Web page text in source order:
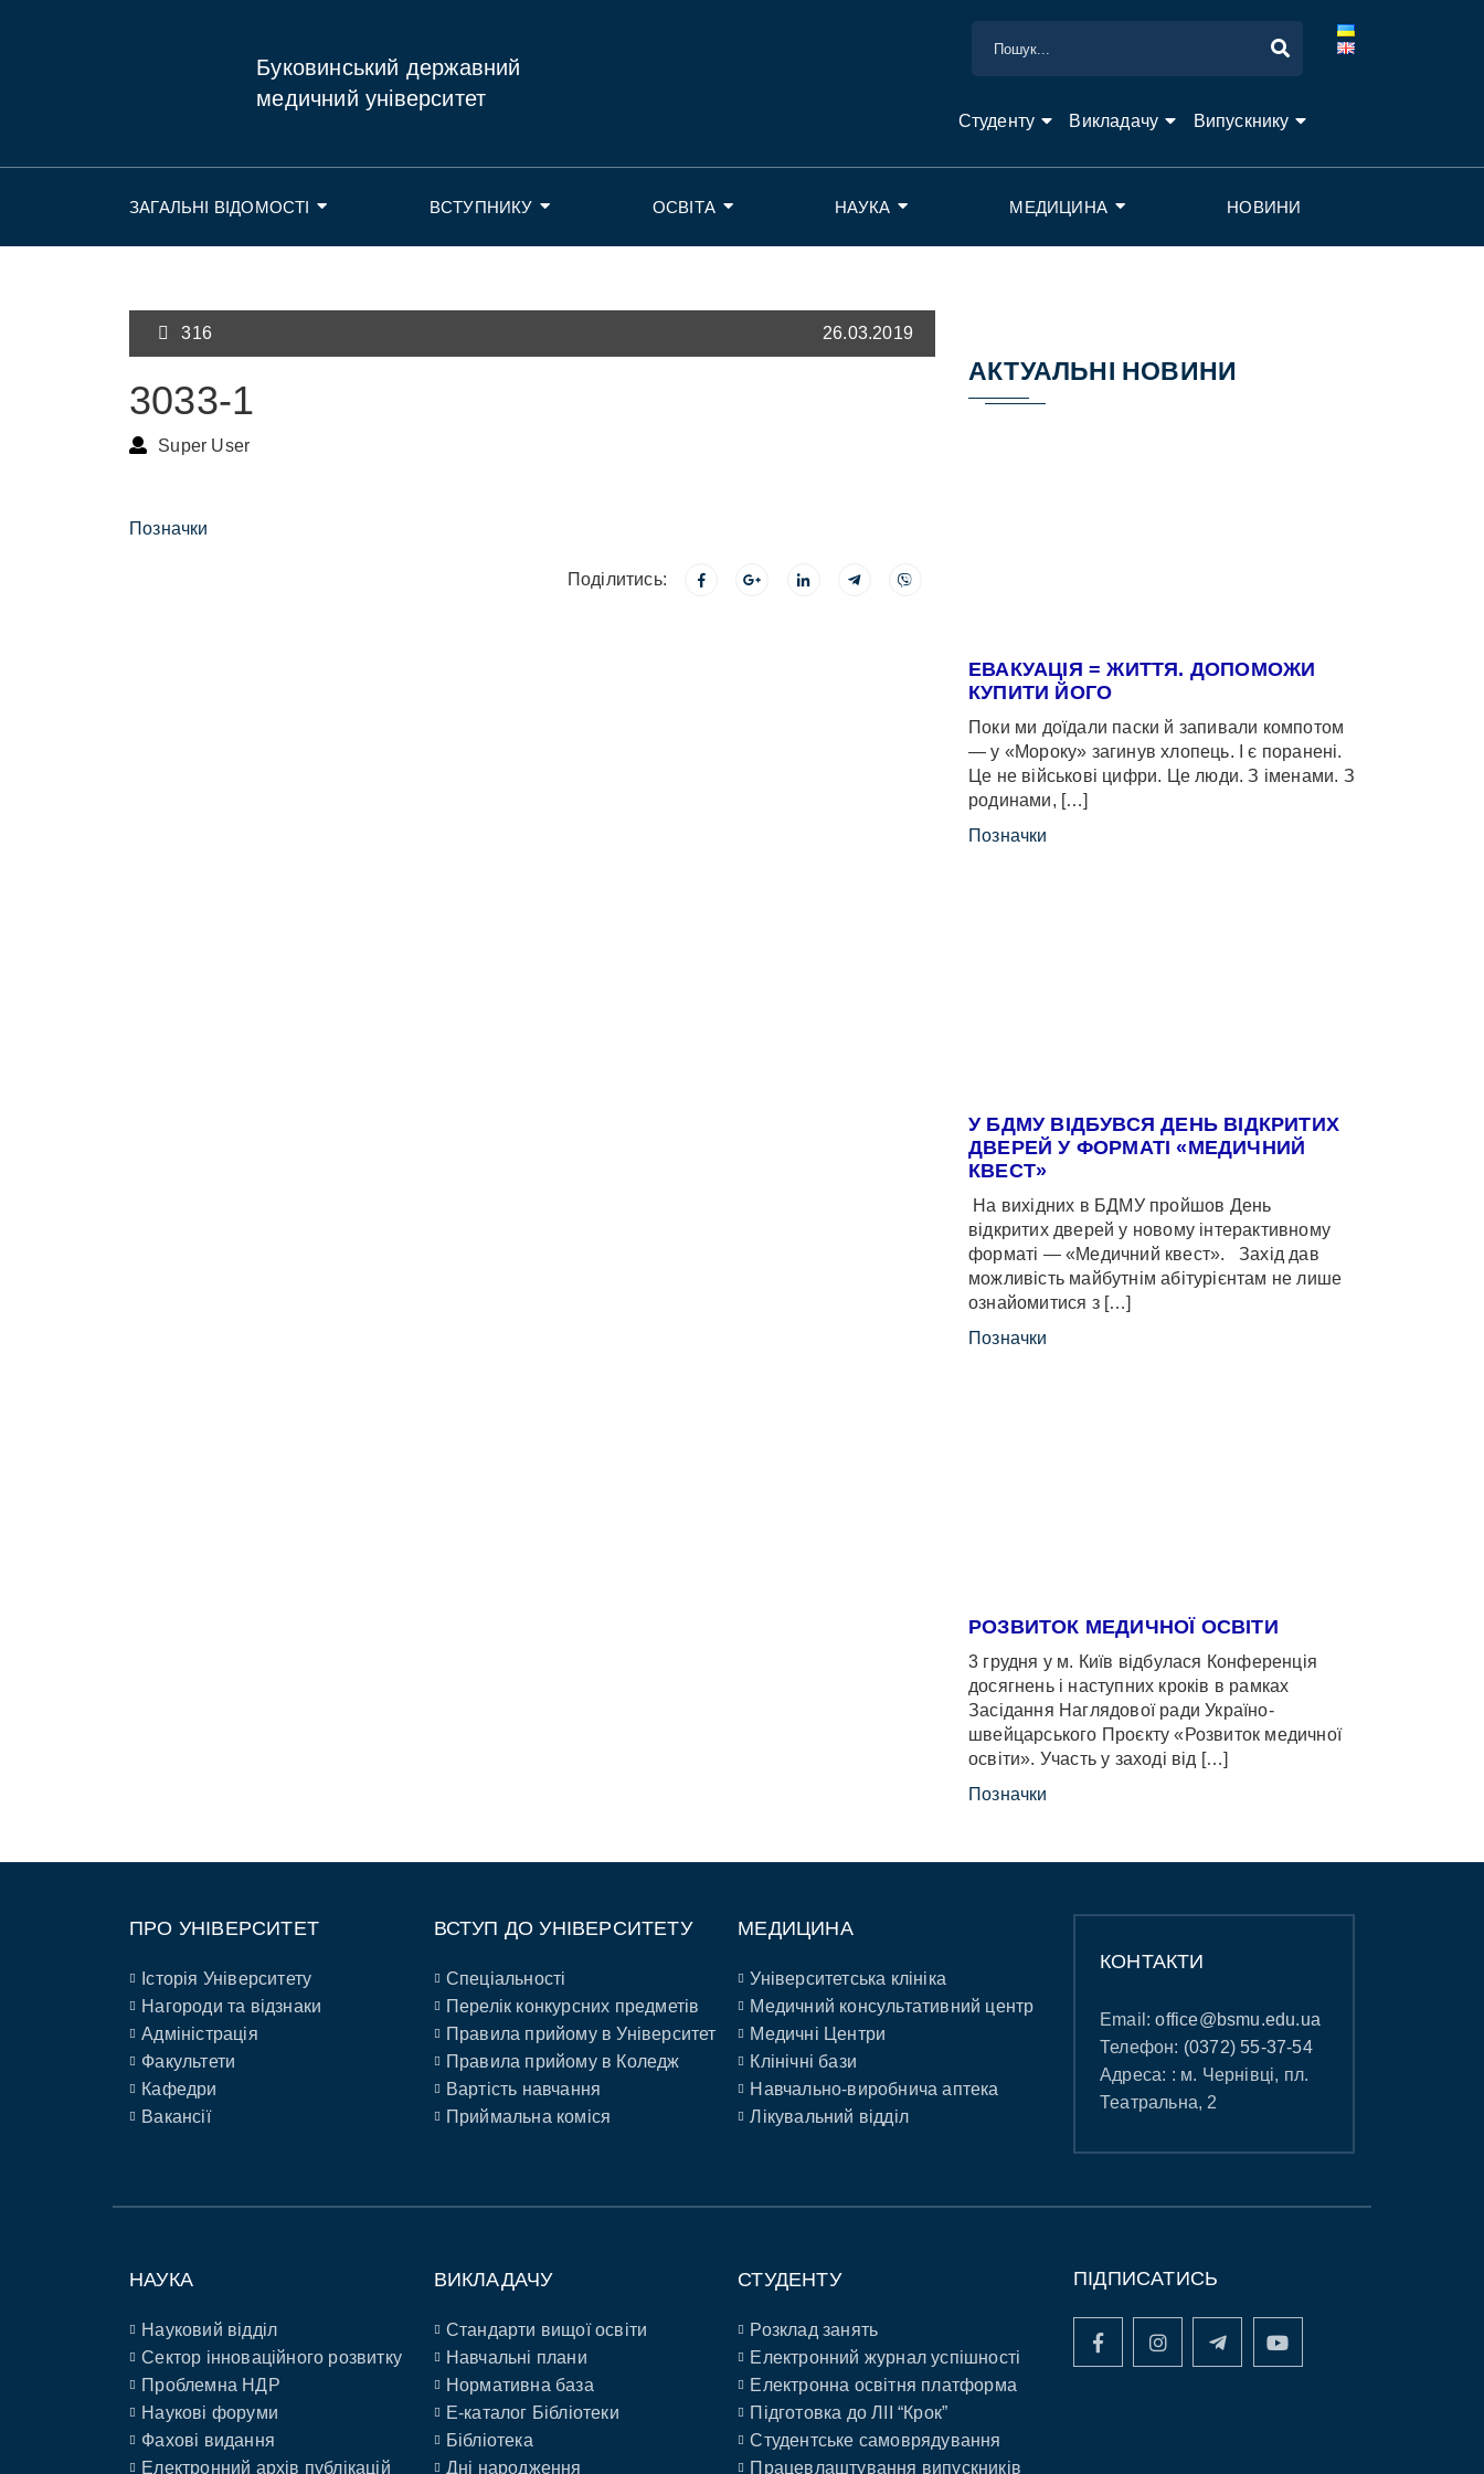
Буковинський державний
медичний університет
Студенту Викладачу Випускнику
ЗАГАЛЬНІ ВІДОМОСТІ ВСТУПНИКУ ОСВІТА НАУКА МЕДИЦИНА НОВИНИ
316 26.03.2019
3033-1
Super User
Позначки
Поділитись:
АКТУАЛЬНІ НОВИНИ
ЕВАКУАЦІЯ = ЖИТТЯ. ДОПОМОЖИ
КУПИТИ ЙОГО
Поки ми доїдали паски й запивали компотом
— у «Мороку» загинув хлопець. І є поранені.
Це не військові цифри. Це люди. З іменами. З
родинами, […]
Позначки
У БДМУ ВІДБУВСЯ ДЕНЬ ВІДКРИТИХ
ДВЕРЕЙ У ФОРМАТІ «МЕДИЧНИЙ
КВЕСТ»
На вихідних в БДМУ пройшов День
відкритих дверей у новому інтерактивному
форматі — «Медичний квест». Захід дав
можливість майбутнім абітурієнтам не лише
ознайомитися з […]
Позначки
РОЗВИТОК МЕДИЧНОЇ ОСВІТИ
3 грудня у м. Київ відбулася Конференція
досягнень і наступних кроків в рамках
Засідання Наглядової ради Україно-
швейцарського Проєкту «Розвиток медичної
освіти». Участь у заході від […]
Позначки
ПРО УНІВЕРСИТЕТ
Історія Університету
Нагороди та відзнаки
Адміністрація
Факультети
Кафедри
Вакансії
ВСТУП ДО УНІВЕРСИТЕТУ
Спеціальності
Перелік конкурсних предметів
Правила прийому в Університет
Правила прийому в Коледж
Вартість навчання
Приймальна коміся
МЕДИЦИНА
Університетська клініка
Медичний консультативний центр
Медичні Центри
Клінічні бази
Навчально-виробнича аптека
Лікувальний відділ
КОНТАКТИ
Email:office@bsmu.edu.ua
Телефон: (0372) 55-37-54
Адреса: : м. Чернівці, пл.
Театральна, 2
НАУКА
Науковий відділ
Сектор інноваційного розвитку
Проблемна НДР
Наукові форуми
Фахові видання
Електронний архів публікацій
ВИКЛАДАЧУ
Стандарти вищої освіти
Навчальні плани
Нормативна база
E-каталог Бібліотеки
Бібліотека
Дні народження
СТУДЕНТУ
Розклад занять
Електронний журнал успішності
Електронна освітня платформа
Підготовка до ЛІІ “Крок”
Студентське самоврядування
Працевлаштування випускників
ПІДПИСАТИСЬ